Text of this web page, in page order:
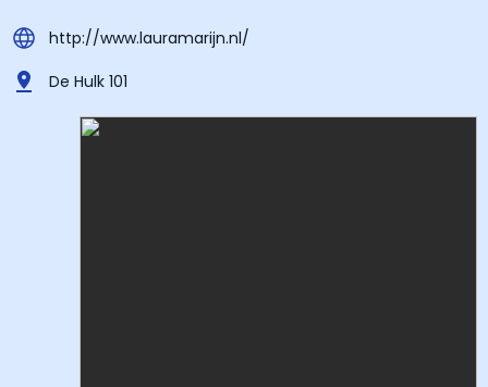
http://www.lauramarijn.nl/
De Hulk 101